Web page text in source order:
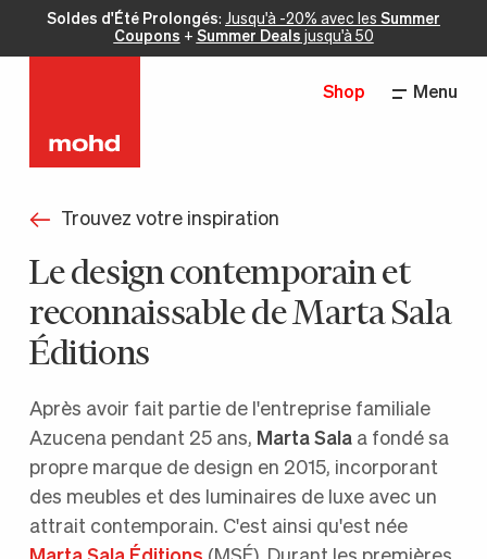
Soldes d'Été Prolongés: Jusqu'à -20% avec les Summer
Coupons + Summer Deals jusqu'à 50
Shop Menu
Trouvez votre inspiration
Le design contemporain et
reconnaissable de Marta Sala
Éditions
Après avoir fait partie de l'entreprise familiale
Azucena pendant 25 ans, Marta Salaa fondé sa
propre marque de design en 2015, incorporant
des meubles et des luminaires de luxe avec un
attrait contemporain. C'est ainsi qu'est née